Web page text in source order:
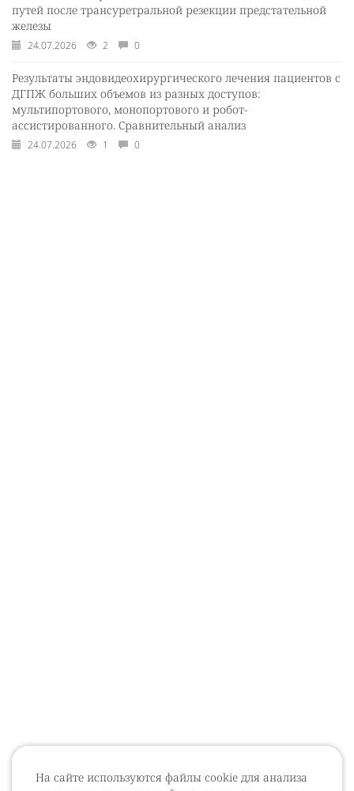
На сайте используются файлы cookie для анализа
путей после трансуретральной резекции предстательной
железы
24.07.2026 2 0
Результаты эндовидеохирургического лечения пациентов с
ДГПЖ больших объемов из разных доступов:
мультипортового, монопортового и робот-
ассистированного. Сравнительный анализ
24.07.2026 1 0